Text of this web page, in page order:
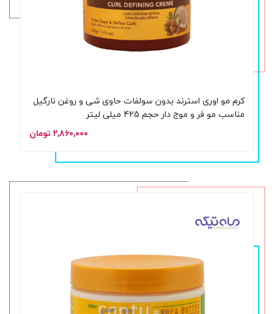
کرم مو اوری استرند بدون سولفات حاوی شی و روغن نارگیل
مناسب مو فر و موج دار حجم 425 میلی لیتر
۲,۸۶۰,۰۰۰ تومان